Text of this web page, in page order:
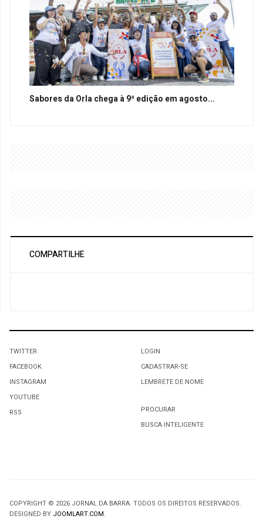
Sabores da Orla chega à 9ª edição em agosto...
COMPARTILHE
TWITTER
FACEBOOK
INSTAGRAM
YOUTUBE
RSS
LOGIN
CADASTRAR-SE
LEMBRETE DE NOME
PROCURAR
BUSCA INTELIGENTE
COPYRIGHT © 2026 JORNAL DA BARRA. TODOS OS DIREITOS RESERVADOS.
DESIGNED BY JOOMLART.COM.